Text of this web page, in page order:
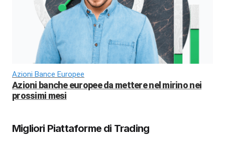
Azioni Bance Europee
Azioni banche europee da mettere nel mirino nei
prossimi mesi
Migliori Piattaforme di Trading